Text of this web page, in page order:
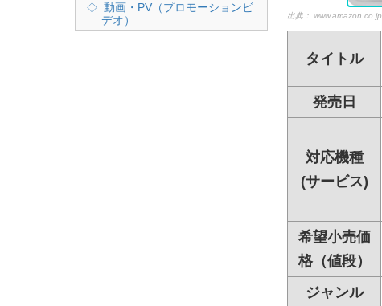
動画・PV（プロモーションビ
デオ）
出典： www.amazon.co.jp
タイトル
発売日
対応機種
(サービス)
希望小売価
格（値段）
ジャンル